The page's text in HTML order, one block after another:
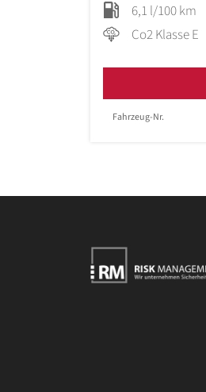
6,1 l/100 km
Co2 Klasse E
Fahrzeug-Nr.